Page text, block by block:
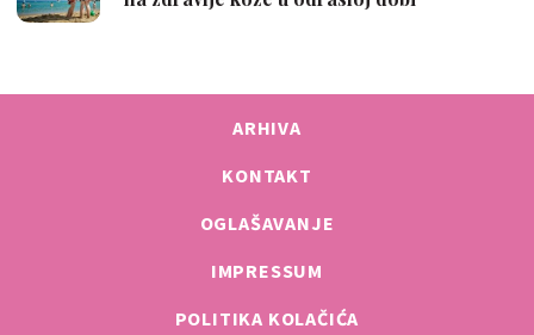
ARHIVA
KONTAKT
OGLAŠAVANJE
IMPRESSUM
POLITIKA KOLAČIĆA